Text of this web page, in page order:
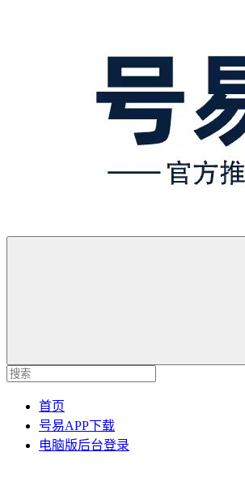
首页
号易APP下载
电脑版后台登录